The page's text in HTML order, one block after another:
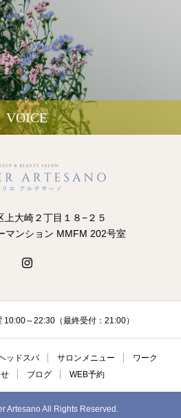
VOICE
上大崎２丁目１８−２５
マンション MMFM 202号室
～22:30（最終受付：21:00）
ッドスパ サロンメニュー
ワーク
ブログ WEB予約
Artesano All Rights Reserved.